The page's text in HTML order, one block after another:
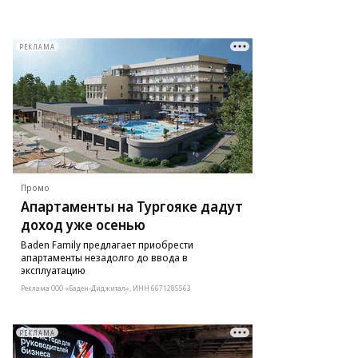
Промо
Апартаменты на Тургояке дадут
доход уже осенью
Baden Family предлагает приобрести
апартаменты незадолго до ввода в
эксплуатацию
Реклама ООО «Баден-Диджитал», ИНН 6671285563
РЕКЛАМА
РЕКЛАМА